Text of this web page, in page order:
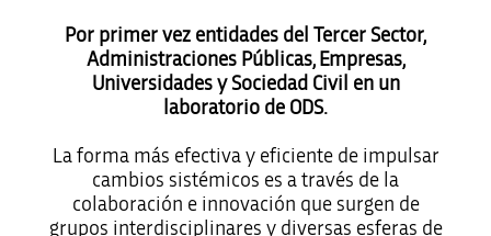
Por primer vez entidades del Tercer Sector,
Administraciones Públicas, Empresas,
Universidades y Sociedad Civil en un
laboratorio de ODS.
La forma más efectiva y eficiente de impulsar
cambios sistémicos es a través de la
colaboración e innovación que surgen de
grupos interdisciplinares y diversas esferas de